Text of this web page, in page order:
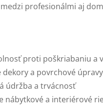
profesionálmi aj
proti poškriabaniu a
dekory a povrchové úpravy
údržba a trvácnosť
nábytkové a interiérové